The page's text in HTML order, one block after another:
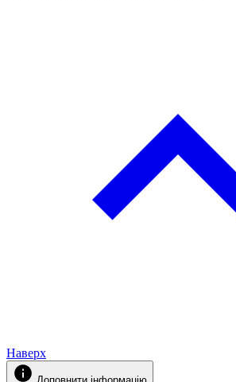
Наверх